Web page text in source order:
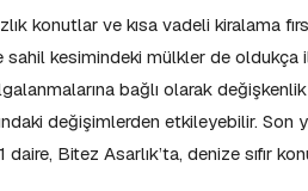
konutlar ve kısa vadeli kiralama
sahil kesimindeki mülkler de oldukça
bağlı olarak
değişimlerden etkileyebilir. Son
Bitez Asarlık’ta, denize sıfır